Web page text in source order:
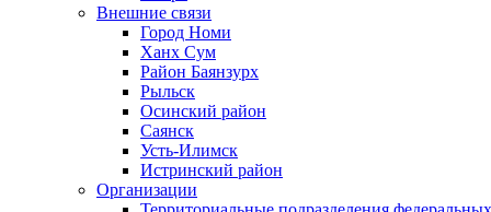
Внешние связи
Город Номи
Ханх Сум
Район Баянзурх
Рыльск
Осинский район
Саянск
Усть-Илимск
Истринский район
Организации